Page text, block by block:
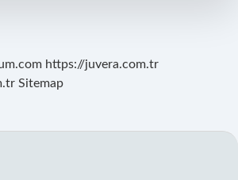
https://juvera.com.tr
Sitemap